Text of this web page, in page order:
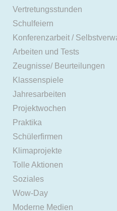
Vertretungsstunden
Schulfeiern
Konferenzarbeit /
Arbeiten und Tests
Zeugnisse/ Beurteilungen
Klassenspiele
Jahresarbeiten
Projektwochen
Praktika
Schülerfirmen
Klimaprojekte
Tolle Aktionen
Soziales
Wow-Day
Moderne Medien